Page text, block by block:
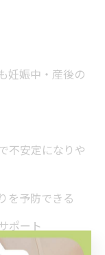
妊娠中・産後の
不安定になりや
を予防できる
ポート